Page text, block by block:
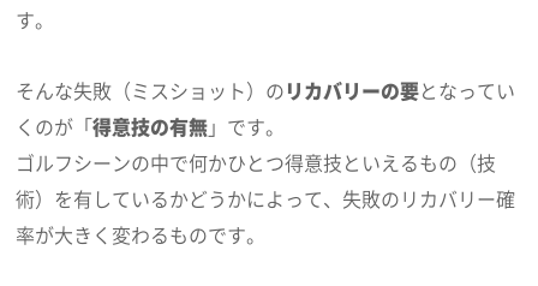
す。
そんな失敗（ミスショット）のリカバリーの要となってい
くのが「得意技の有無」です。
ゴルフシーンの中で何かひとつ得意技といえるもの（技
術）を有しているかどうかによって、失敗のリカバリー確
率が大きく変わるものです。